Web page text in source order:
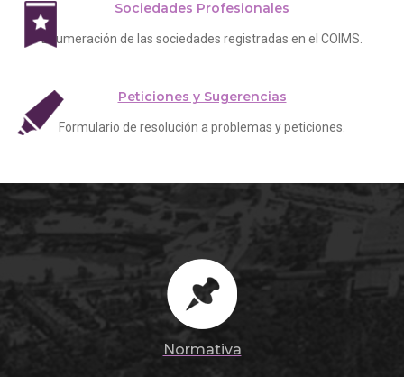
Sociedades Profesionales
Enumeración de las sociedades registradas en el COIMS.
Peticiones y Sugerencias
Formulario de resolución a problemas y peticiones.
Normativa